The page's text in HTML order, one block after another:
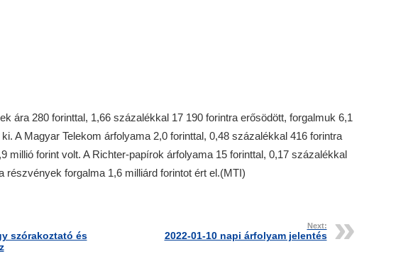
ára 280 forinttal, 1,66 százalékkal 17 190 forintra erősödött, forgalmuk 6,1
A Magyar Telekom árfolyama 2,0 forinttal, 0,48 százalékkal 416 forintra
millió forint volt. A Richter-papírok árfolyama 15 forinttal, 0,17 százalékkal
részvények forgalma 1,6 milliárd forintot ért el.(MTI)
szórakoztató és
Next:
2022-01-10 napi árfolyam jelentés